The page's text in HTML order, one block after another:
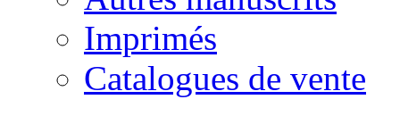
Imprimés
Catalogues de vente